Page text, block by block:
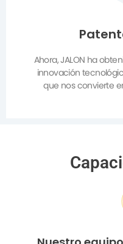
innovación
que nos convierte
Nuestro